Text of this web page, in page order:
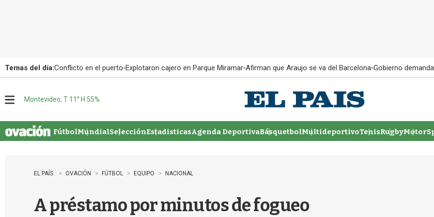
Temas del día:Conflicto en el puerto Explotaron cajero en Parque Miramar Afirman que Araujo se va del Barcelona Gobierno
u
Montevideo, T 11° H 55%
FútbolMundialSelecciónEstadisticasAgenda DeportivaBásquetbolMultideportivoTenisRugby
EL PAÍS OVACIÓN FÚTBOL EQUIPO NACIONAL
A préstamo por minutos de fogueo